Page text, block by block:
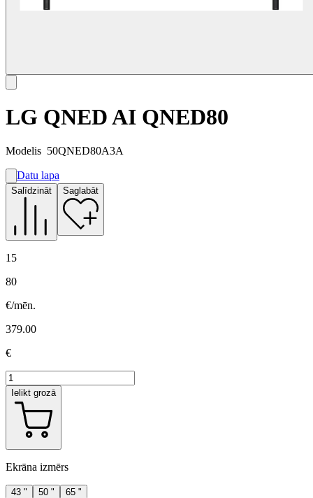
LG QNED AI QNED80
Modelis 50QNED80A3A
A
F
Datu lapa
Salīdzināt Saglabāt
15
80
€/mēn.
379.00
€
Ielikt grozā
Ekrāna izmērs
43 " 50 "
65 "